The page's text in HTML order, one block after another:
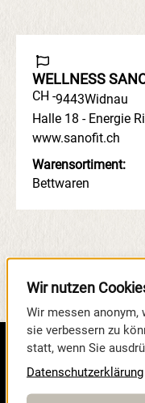
WELLNESS
CH -9443Widnau
Halle 18 - Energie
www.sanofit.ch
Warensortiment:
Bettwaren
ANZEIGEN
Wir nutzen
Wir messen anonym,
sie verbessern zu
statt, wenn Sie
Datenschutzerklärung